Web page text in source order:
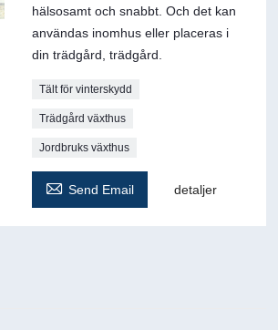
hälsosamt och snabbt. Och det kan
användas inomhus eller placeras i
din trädgård, trädgård.
Tält för vinterskydd
Trädgård växthus
Jordbruks växthus
 Send Email detaljer